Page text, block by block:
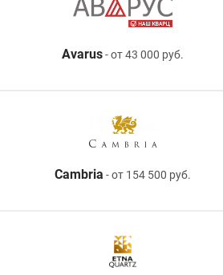
Avarus- от 43 000 руб.
Cambria - от 154 500 руб.